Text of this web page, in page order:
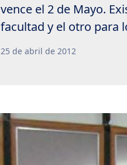
vence el 2 de Mayo.
facultad y el otro para
25 de abril de 2012